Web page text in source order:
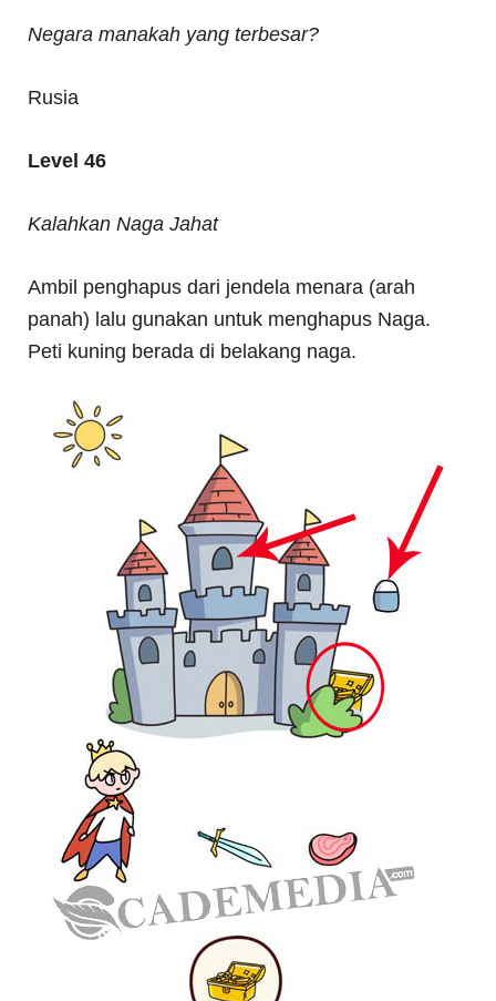
Negara manakah yang terbesar?
Rusia
Level 46
Kalahkan Naga Jahat
Ambil penghapus dari jendela menara (arah
panah) lalu gunakan untuk menghapus Naga.
Peti kuning berada di belakang naga.